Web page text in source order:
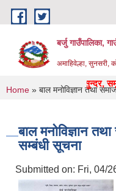
Skip to main content
बर्जु गाउँपालिका,
अमाहिवेल्हा, सुनसरी,
पर्यटन, पुर्वाधार: सुन्दर, समृद्ध
You are here
Home » बाल मनोविज्ञान तथा
बाल मनोविज्ञान
सम्बंधी सूचना
Submitted on: Fri, 04/